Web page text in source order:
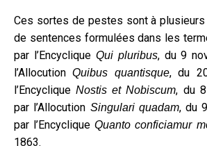
Ces sortes de pestes sont à
de sentences formulées dans les
par l’Encyclique Qui pluribus, du 9
l’AllocutionQuibus quantisque, du
l’EncycliqueNostis et Nobiscum, du
par l’Allocution Singulari quadam, du
par l’EncycliqueQuanto conficiamur
1863.